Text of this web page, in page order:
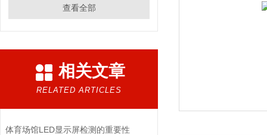
查看全部
相关文章
RELATED ARTICLES
体育场馆LED显示屏检测的重要性